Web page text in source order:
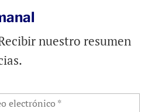
nuestro resumen